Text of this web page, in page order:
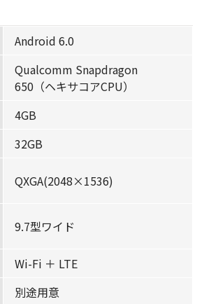
Android 6.0
Qualcomm Snapdragon
650（ヘキサコアCPU）
4GB
32GB
QXGA(2048×1536)
9.7型ワイド
Wi-Fi ＋ LTE
別途用意